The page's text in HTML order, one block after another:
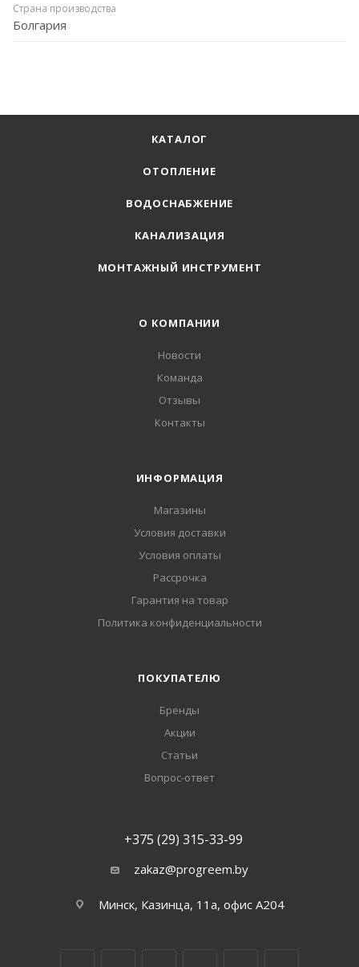
Страна производства
Болгария
КАТАЛОГ
ОТОПЛЕНИЕ
ВОДОСНАБЖЕНИЕ
КАНАЛИЗАЦИЯ
МОНТАЖНЫЙ ИНСТРУМЕНТ
О КОМПАНИИ
Новости
Команда
Отзывы
Контакты
ИНФОРМАЦИЯ
Магазины
Условия доставки
Условия оплаты
Рассрочка
Гарантия на товар
Политика конфиденциальности
ПОКУПАТЕЛЮ
Бренды
Акции
Статьи
Вопрос-ответ
+375 (29) 315-33-99
zakaz@progreem.by
Минск, Казинца, 11а, офис А204